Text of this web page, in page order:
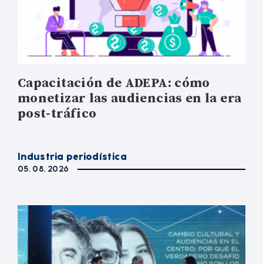
Capacitación de ADEPA: cómo
monetizar las audiencias en la era
post-tráfico
Industria periodística
05. 08. 2026